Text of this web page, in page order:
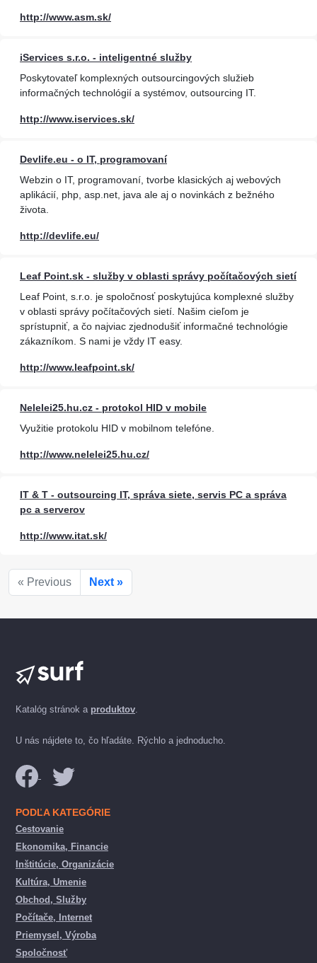
http://www.asm.sk/
iServices s.r.o. - inteligentné služby
Poskytovateľ komplexných outsourcingových služieb
informačných technológií a systémov, outsourcing IT.
http://www.iservices.sk/
Devlife.eu - o IT, programovaní
Webzin o IT, programovaní, tvorbe klasických aj webových
aplikácií, php, asp.net, java ale aj o novinkách z bežného
života.
http://devlife.eu/
Leaf Point.sk - služby v oblasti správy počítačových sietí
Leaf Point, s.r.o. je spoločnosť poskytujúca komplexné služby
v oblasti správy počítačových sietí. Našim cieľom je
sprístupniť, a čo najviac zjednodušiť informačné technológie
zákazníkom. S nami je vždy IT easy.
http://www.leafpoint.sk/
Nelelei25.hu.cz - protokol HID v mobile
Využitie protokolu HID v mobilnom telefóne.
http://www.nelelei25.hu.cz/
IT & T - outsourcing IT, správa siete, servis PC a správa
pc a serverov
http://www.itat.sk/
« Previous Next »
Katalóg stránok a produktov.
U nás nájdete to, čo hľadáte. Rýchlo a jednoducho.
PODĽA KATEGÓRIE
Cestovanie
Ekonomika, Financie
Inštitúcie, Organizácie
Kultúra, Umenie
Obchod, Služby
Počítače, Internet
Priemysel, Výroba
Spoločnosť